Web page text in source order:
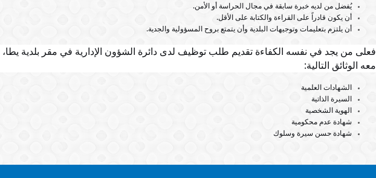
يُفضل من لديه خبرة سابقة في مجال الحراسة أو الأمن.
أن يكون قادراً على القراءة والكتابة على الأقل.
أن يلتزم بتعليمات وتوجيهات البلدية وأن يتمتع بروح المسؤولية والجدية.
فعلى من يجد في نفسه الكفاءة تقديم طلب توظيف لدى دائرة الشؤون الإدارية في مقر بلدية يطا،
معه الوثائق التالية:
الشهادات العلمية
السيرة الذاتية
الهوية الشخصية
شهادة عدم محكومية
شهادة حسن سيرة وسلوك